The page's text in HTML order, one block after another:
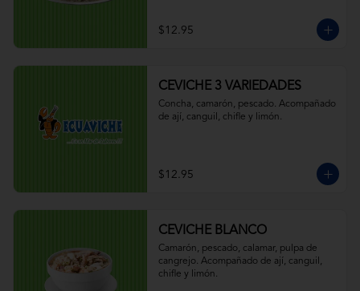
$12.95
CEVICHE 3 VARIEDADES
Concha, camarón, pescado. Acompañado
de ají, canguil, chifle y limón.
$12.95
CEVICHE BLANCO
Camarón, pescado, calamar, pulpa de
cangrejo. Acompañado de ají, canguil,
chifle y limón.